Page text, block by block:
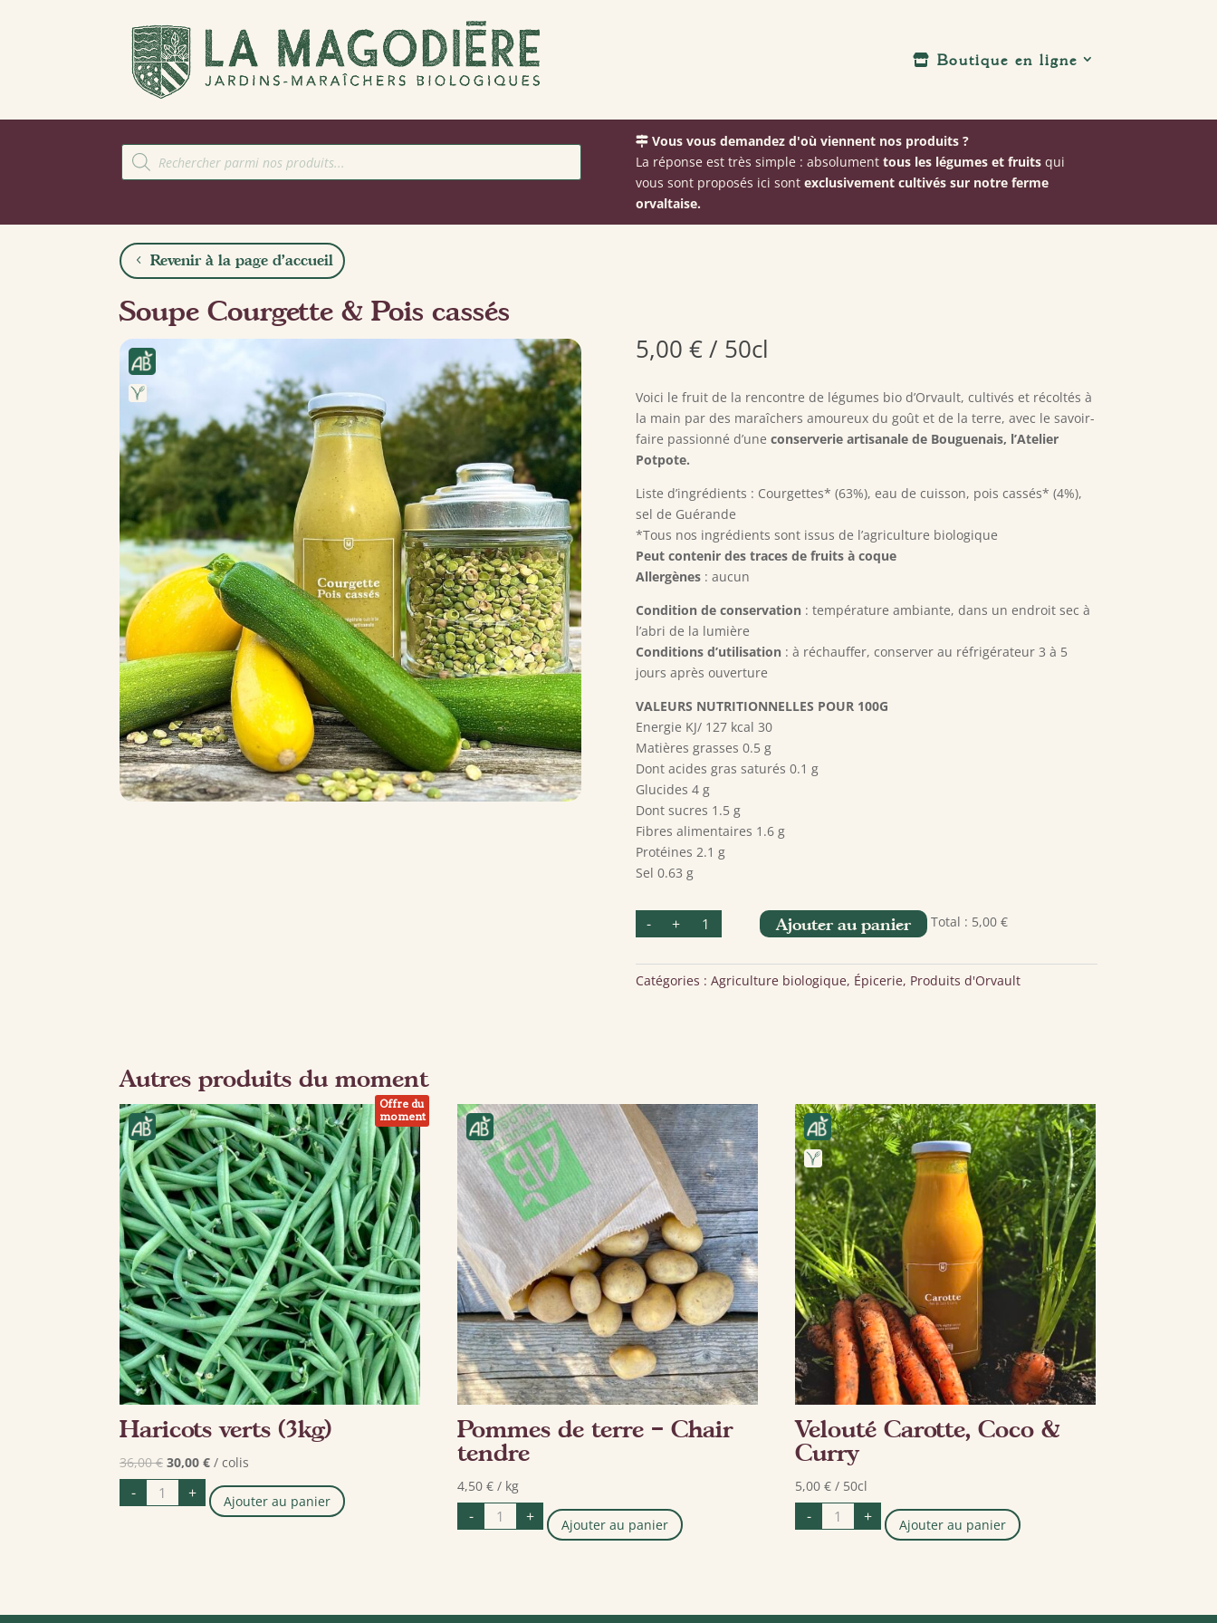
Boutique en ligne
Recherche
de
produits
Vous vous demandez d'où viennent nos produits ?
La réponse est très simple : absolument tous les légumes et fruitsqui
vous sont proposés ici sont exclusivement cultivés sur notre ferme
orvaltaise.
Revenir à la page d'accueil
Soupe Courgette & Pois cassés
5,00 €/ 50cl
Voici le fruit de la rencontre de légumes bio d’Orvault, cultivés et récoltés à
la main par des maraîchers amoureux du goût et de la terre, avec le savoir-
faire passionné d’une conserverie artisanale de Bouguenais, l’Atelier
Potpote.
Liste d’ingrédients : Courgettes* (63%), eau de cuisson, pois cassés* (4%),
sel de Guérande
*Tous nos ingrédients sont issus de l’agriculture biologique
Peut contenir des traces de fruits à coque
Allergènes: aucun
Condition de conservation : température ambiante, dans un endroit sec à
l’abri de la lumière
Conditions d’utilisation : à réchauffer, conserver au réfrigérateur 3 à 5
jours après ouverture
VALEURS NUTRITIONNELLES POUR 100G
Energie KJ/ 127 kcal 30
Matières grasses 0.5 g
Dont acides gras saturés 0.1 g
Glucides 4 g
Dont sucres 1.5 g
Fibres alimentaires 1.6 g
Protéines 2.1 g
Sel 0.63 g
- quantité
de
Soupe
&
Pois
cassés
+ Ajouter au panier Total : 5,00 €
Catégories : Agriculture biologique, Épicerie, Produits d'Orvault
Autres produits du moment
Offre du
moment
Haricots verts (3kg)
36,00€ Le
prix
initial
30,00 €Le
prix
actuel
/ colis
- quantité
de
Haricots
+ Ajouter au panier
Pommes de terre – Chair
tendre
4,50€ / kg
- quantité
de
Pommes
+ Ajouter au panier
Velouté Carotte, Coco &
Curry
5,00€ / 50cl
- quantité
de
Velouté
+ Ajouter au panier